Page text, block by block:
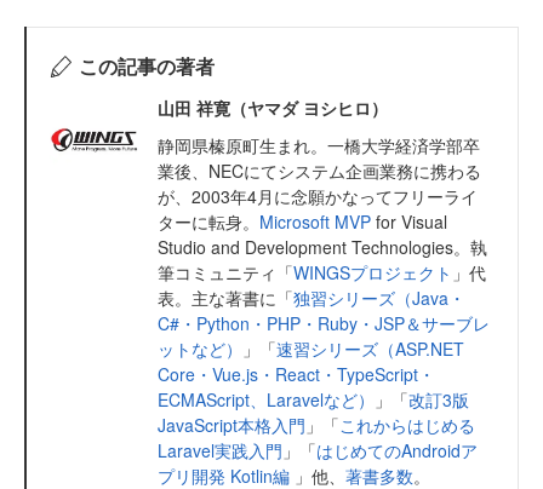
この記事の著者
山田 祥寛（ヤマダ ヨシヒロ）
静岡県榛原町生まれ。一橋大学経済学部卒
業後、NECにてシステム企画業務に携わる
が、2003年4月に念願かなってフリーライ
ターに転身。 Microsoft MVP for Visual
Studio and Development Technologies。執
筆コミュニティ「WINGSプロジェクト 」代
表。主な著書に「独習シリーズ（Java・
C#・Python・PHP・Ruby・JSP＆サーブレ
ットなど）
」「速習シリーズ（ASP.NET
Core・Vue.js・React・TypeScript・
ECMAScript、Laravelなど）
」「改訂3版
JavaScript本格入門 」「これからはじめる
Laravel実践入門 」「はじめてのAndroidア
プリ開発 Kotlin編 」他、 著書多数。